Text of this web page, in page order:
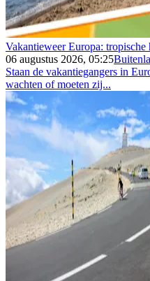
Vakantieweer Europa: tropische
06 augustus 2026, 05:25
Staan de vakantiegangers in
wachten of moeten zij...